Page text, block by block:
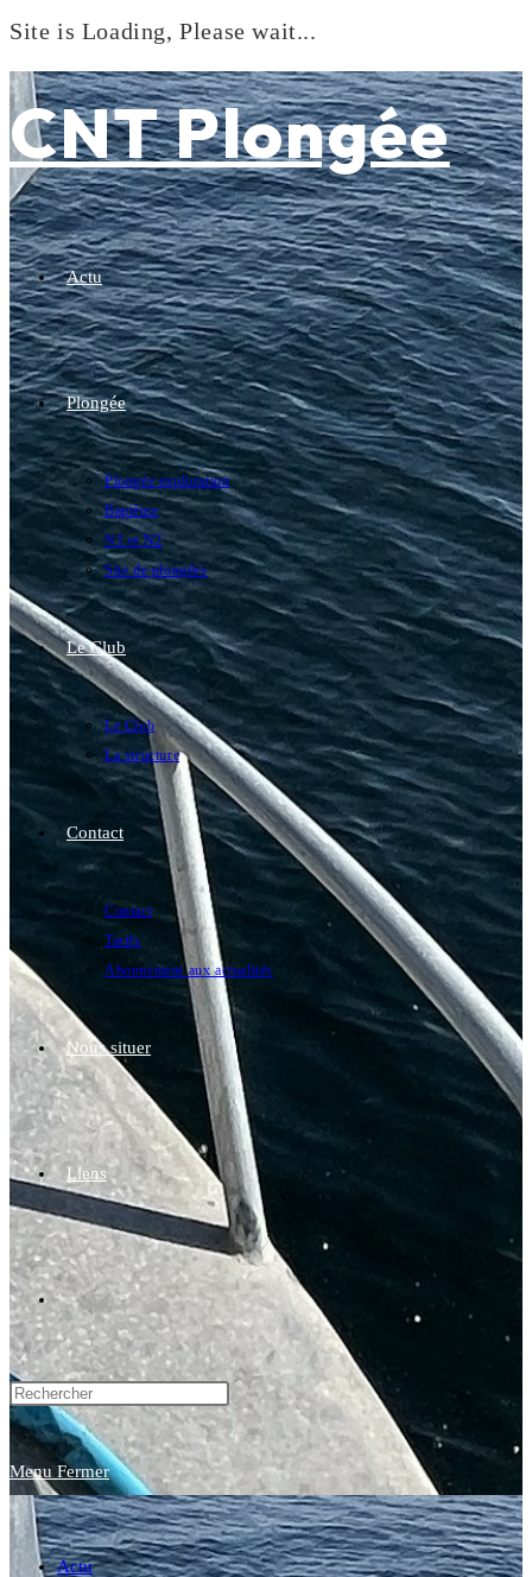
Site is Loading, Please wait...
to
content
CNT Plongée
Actu
Plongée
Plongée exploration
Baptême
N1 et N2
Site de plongées
Le Club
Le Club
La structure
Contact
Contact
Tarifs
Abonnement aux actualités
Nous situer
Liens
Toggle
website
search
Menu Fermer
Actu